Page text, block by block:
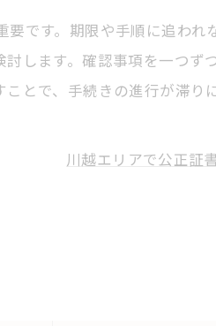
です。期限や手順に追われ
します。確認事項を一つずつ
とで、手続きの進行が滞り
川越エリアで公正証